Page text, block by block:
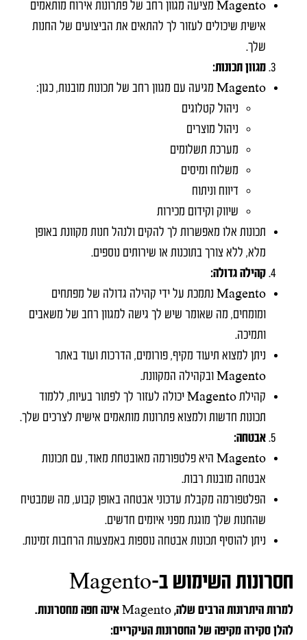
Magento מציעה מגוון רחב של פתרונות אירוח מותאמים
אישית שיכולים לעזור לך להתאים את הביצועים של החנות
שלך.
מגוון תכונות:
Magento מגיעה עם מגוון רחב של תכונות מובנות, כגון:
ניהול קטלוגים
ניהול מוצרים
מערכת תשלומים
משלוח ומיסים
דיווח וניתוח
שיווק וקידום מכירות
תכונות אלו מאפשרות לך להקים ולנהל חנות מקוונת באופן
מלא, ללא צורך בתוכנות או שירותים נוספים.
קהילה גדולה:
Magento נתמכת על ידי קהילה גדולה של מפתחים
ומומחים, מה שאומר שיש לך גישה למגוון רחב של משאבים
ותמיכה.
ניתן למצוא תיעוד מקיף, פורומים, הדרכות ועוד באתר
Magento ובקהילה המקוונת.
קהילת Magento יכולה לעזור לך לפתור בעיות, ללמוד
תכונות חדשות ולמצוא פתרונות מותאמים אישית לצרכים שלך.
אבטחה:
Magento היא פלטפורמה מאובטחת מאוד, עם תכונות
אבטחה מובנות רבות.
הפלטפורמה מקבלת עדכוני אבטחה באופן קבוע, מה שמבטיח
שהחנות שלך מוגנת מפני איומים חדשים.
ניתן להוסיף תכונות אבטחה נוספות באמצעות הרחבות זמינות.
חסרונות השימוש ב-Magento
למרות היתרונות הרבים שלה, Magento אינה חפה מחסרונות.
להלן סקירה מקיפה של החסרונות העיקריים: